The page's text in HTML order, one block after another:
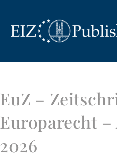
EuZ –
Europarecht –
2026